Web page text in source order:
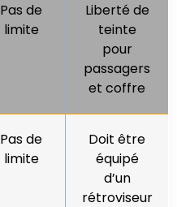
Pas de
limite
Liberté de
teinte
pour
passagers
et coffre
Pas de
limite
Doit être
équipé
d’un
rétroviseur